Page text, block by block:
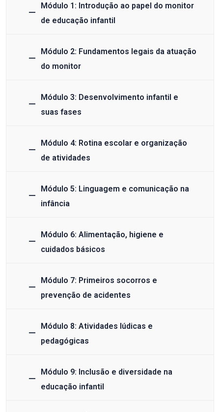
Módulo 1: Introdução ao papel do monitor
de educação infantil
Módulo 2: Fundamentos legais da atuação
do monitor
Módulo 3: Desenvolvimento infantil e
suas fases
Módulo 4: Rotina escolar e organização
de atividades
Módulo 5: Linguagem e comunicação na
infância
Módulo 6: Alimentação, higiene e
cuidados básicos
Módulo 7: Primeiros socorros e
prevenção de acidentes
Módulo 8: Atividades lúdicas e
pedagógicas
Módulo 9: Inclusão e diversidade na
educação infantil